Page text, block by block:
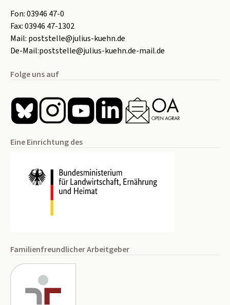
Fon:03946 47-0
Fax:03946 47-1302
Mail: poststelle@julius-kuehn.de
De-Mail:poststelle@julius-kuehn.de-mail.de
Folge uns auf
Eine Einrichtung des
Familienfreundlicher Arbeitgeber